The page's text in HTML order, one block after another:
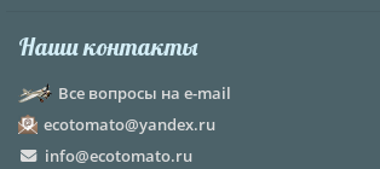
Наши контакты
Все вопросы на e-mail
ecotomato@yandex.ru
info@ecotomato.ru